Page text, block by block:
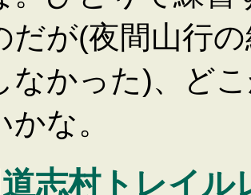
だが(夜間山行
なかった)、ど
な。
志村トレイル